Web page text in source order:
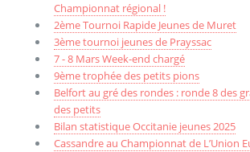
Championnat régional !
2ème Tournoi Rapide Jeunes de Muret
3ème tournoi jeunes de Prayssac
7 - 8 Mars Week-end chargé
9ème trophée des petits pions
Belfort au gré des rondes : ronde 8 des
des petits
Bilan statistique Occitanie jeunes 2025
Cassandre au Championnat de L’Union